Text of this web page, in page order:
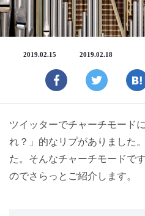
2019.02.15 2019.02.18
ツイッターでチャーチモード
れ？」的なリプがありました
た。そんなチャーチモードで
のでさらっとご紹介します。